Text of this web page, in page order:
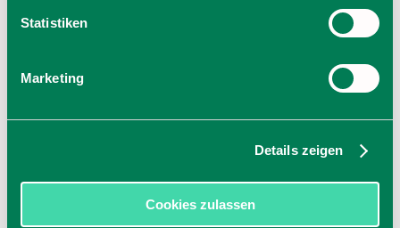
Statistiken
Marketing
Details zeigen
Cookies zulassen